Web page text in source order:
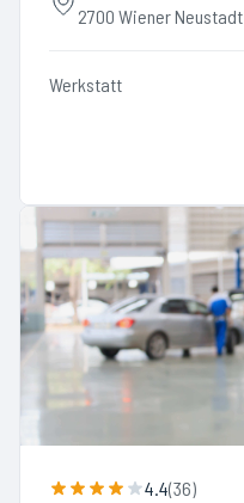
2700 Wiener Neustadt
Werkstatt
4.4(36)